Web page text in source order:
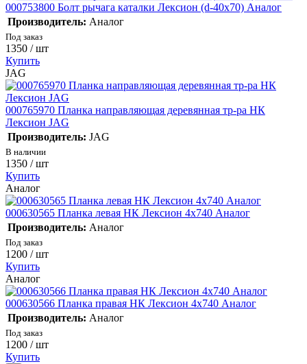
000753800 Болт рычага каталки Лексион (d-40х70) Аналог
Производитель: Аналог
Под заказ
1350 / шт
Купить
JAG
000765970 Планка направляющая деревянная тр-ра НК
Лексион JAG
Производитель: JAG
В наличии
1350 / шт
Купить
Аналог
000630565 Планка левая НК Лексион 4х740 Аналог
Производитель: Аналог
Под заказ
1200 / шт
Купить
Аналог
000630566 Планка правая НК Лексион 4х740 Аналог
Производитель: Аналог
Под заказ
1200 / шт
Купить